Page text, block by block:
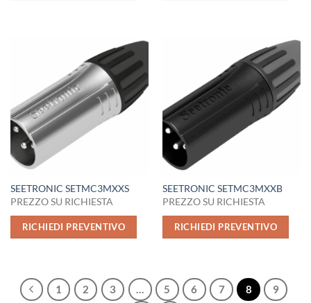
SEETRONIC SETMC3MXXS
PREZZO SU RICHIESTA
RICHIEDI PREVENTIVO
SEETRONIC SETMC3MXXB
PREZZO SU RICHIESTA
RICHIEDI PREVENTIVO
1 2 3 … 5 6 7 8
9